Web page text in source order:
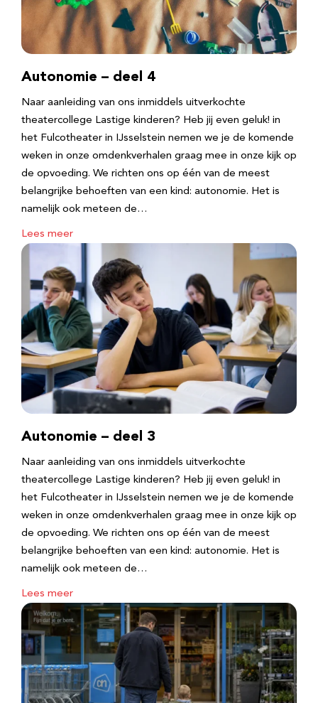
Autonomie – deel 4
Naar aanleiding van ons inmiddels uitverkochte
theatercollege Lastige kinderen? Heb jij even geluk! in
het Fulcotheater in IJsselstein nemen we je de komende
weken in onze omdenkverhalen graag mee in onze kijk op
de opvoeding. We richten ons op één van de meest
belangrijke behoeften van een kind: autonomie. Het is
namelijk ook meteen de…
Lees meer
Autonomie – deel 3
Naar aanleiding van ons inmiddels uitverkochte
theatercollege Lastige kinderen? Heb jij even geluk! in
het Fulcotheater in IJsselstein nemen we je de komende
weken in onze omdenkverhalen graag mee in onze kijk op
de opvoeding. We richten ons op één van de meest
belangrijke behoeften van een kind: autonomie. Het is
namelijk ook meteen de…
Lees meer